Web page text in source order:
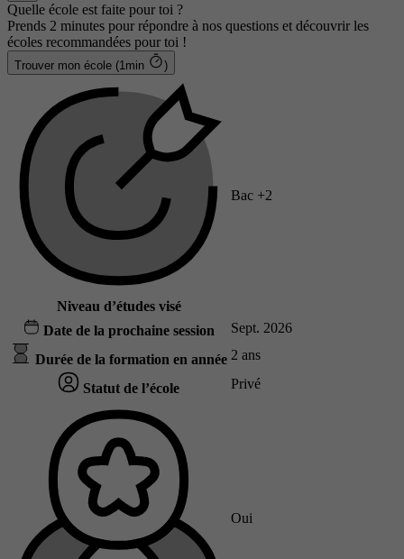
Quelle école est faite pour toi ?
Prends 2 minutes pour répondre à nos questions et découvrir les
écoles recommandées pour toi !
Trouver mon école (1min )
Niveau d’études visé
Bac +2
Date de la prochaine session Sept. 2026
Durée de la formation en année 2 ans
Statut de l’école Privé
Oui